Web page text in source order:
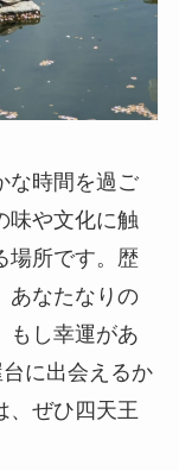
な時間を過ご
味や文化に触
場所です。歴
あなたなりの
もし幸運があ
に出会えるか
、ぜひ四天王